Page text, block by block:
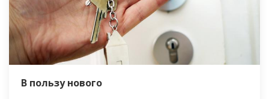
В пользу нового